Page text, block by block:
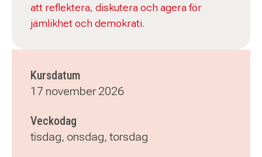
att reflektera, diskutera och agera för
jämlikhet och demokrati.
Kursdatum
17 november 2026
Veckodag
tisdag, onsdag, torsdag